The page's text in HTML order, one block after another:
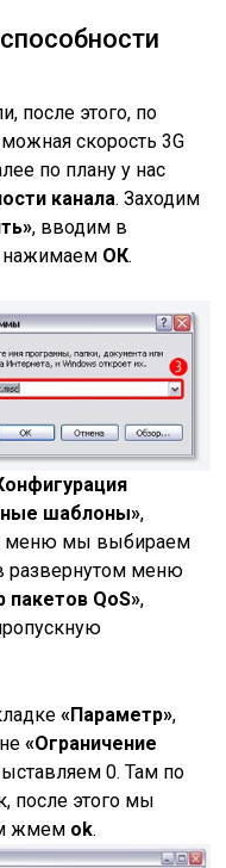
после этого, по
скорость 3G
по плану у нас
канала. Заходим
, вводим в
нажимаем ОК.
шаблоны»,
меню мы выбираем
развернутом меню
пакетов QoS»,
«Параметр»,
«Ограничение
0. Там по
после этого мы
жмем ok.